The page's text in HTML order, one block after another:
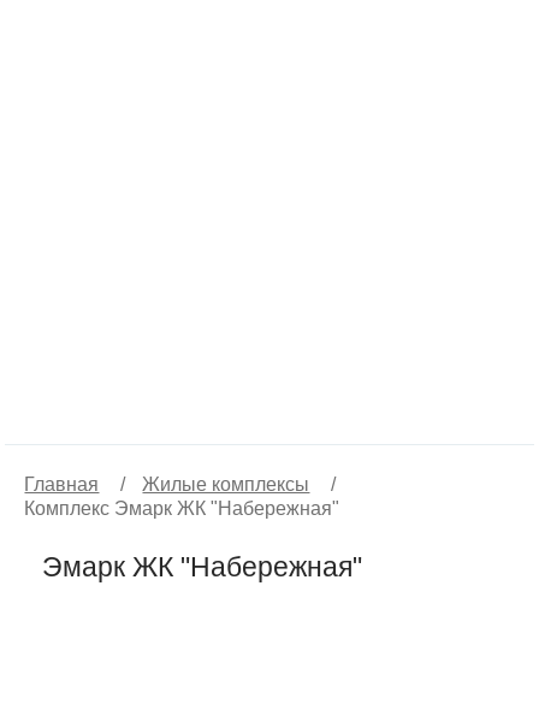
Главная / Жилые комплексы
/
Комплекс Эмарк ЖК "Набережная"
Эмарк ЖК "Набережная"